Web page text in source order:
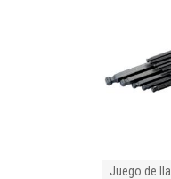
Juego de